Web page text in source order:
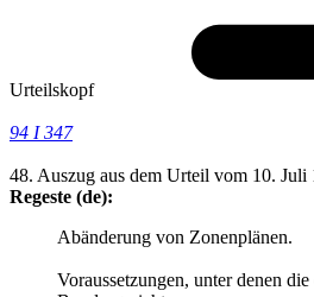
Urteilskopf
94 I 347
48. Auszug aus dem Urteil vom 10.
Regeste (de):
Abänderung von Zonenplänen.
Voraussetzungen, unter denen